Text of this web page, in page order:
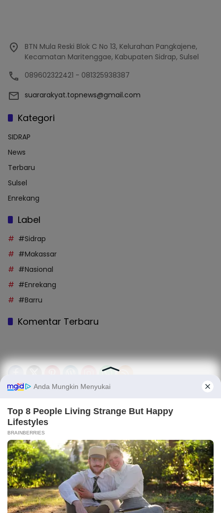
BTN Mula Reski Blok C No 13, Kelurahan Pangkajene,
Kecamatan Maritenggae, Kabupaten Sidrap, Sulsel
089602322421 - 081325938387
suararakyat.topnews@gmail.com
Kategori
SIDRAP
News
Terbaru
Sulsel
Enrekang
Label
#Sidrap
#Makassar
#Nasional
#Enrekang
#Barru
Komentar Terbaru
Tentang Kami Legalitas (Perizinan)
Redaksi
SOP Perlindungan Jurnalis
Kode Etik Perilaku Perusahaan (KEPP)
Pedoman Media Siber (PMS)
Kode Etik Redaksi / Perusahaan PT TOP MEDIA MANDIRI
Disclaimer
Privacy Policy
Copy Right 2025 | PT. TOP MEDIA MANDIRI
×
Light Dark